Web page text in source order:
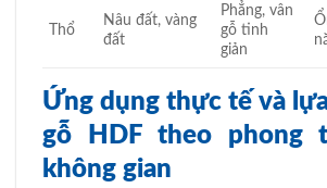
Thổ
Nâu đất, vàng
đất
Phẳng, vân
gỗ tinh
giản
Ứng dụng thực tế và
gỗ HDF theo phong
không gian